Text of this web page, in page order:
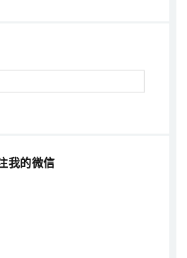
我的微信